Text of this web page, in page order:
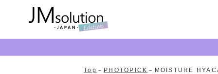
Top PHOTOPICK MOISTURE